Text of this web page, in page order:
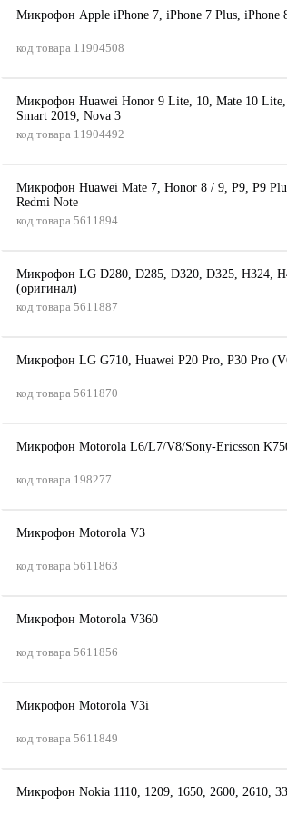
Микрофон Apple iPhone 7, iPhone 7 Plus, iPhone
код товара 11904508
Микрофон Huawei Honor 9 Lite, 10, Mate 10
Smart 2019, Nova 3
код товара 11904492
Микрофон Huawei Mate 7, Honor 8 / 9, P9, P9
Redmi Note
код товара 5611894
Микрофон LG D280, D285, D320, D325, H324,
(оригинал)
код товара 5611887
Микрофон LG G710, Huawei P20 Pro, P30 Pro
код товара 5611870
Микрофон Motorola L6/L7/V8/Sony-Ericsson
код товара 198277
Микрофон Motorola V3
код товара 5611863
Микрофон Motorola V360
код товара 5611856
Микрофон Motorola V3i
код товара 5611849
Микрофон Nokia 1110, 1209, 1650, 2600, 2610,